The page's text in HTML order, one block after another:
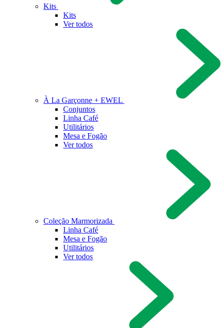
Kits
Kits
Ver todos
À La Garçonne + EWEL
Conjuntos
Linha Café
Utilitários
Mesa e Fogão
Ver todos
Coleção Marmorizada
Linha Café
Mesa e Fogão
Utilitários
Ver todos